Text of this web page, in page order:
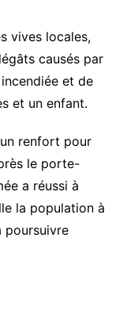
vives locales,
causés par
incendiée et de
et un enfant.
un renfort pour
le porte-
a réussi à
la population à
poursuivre